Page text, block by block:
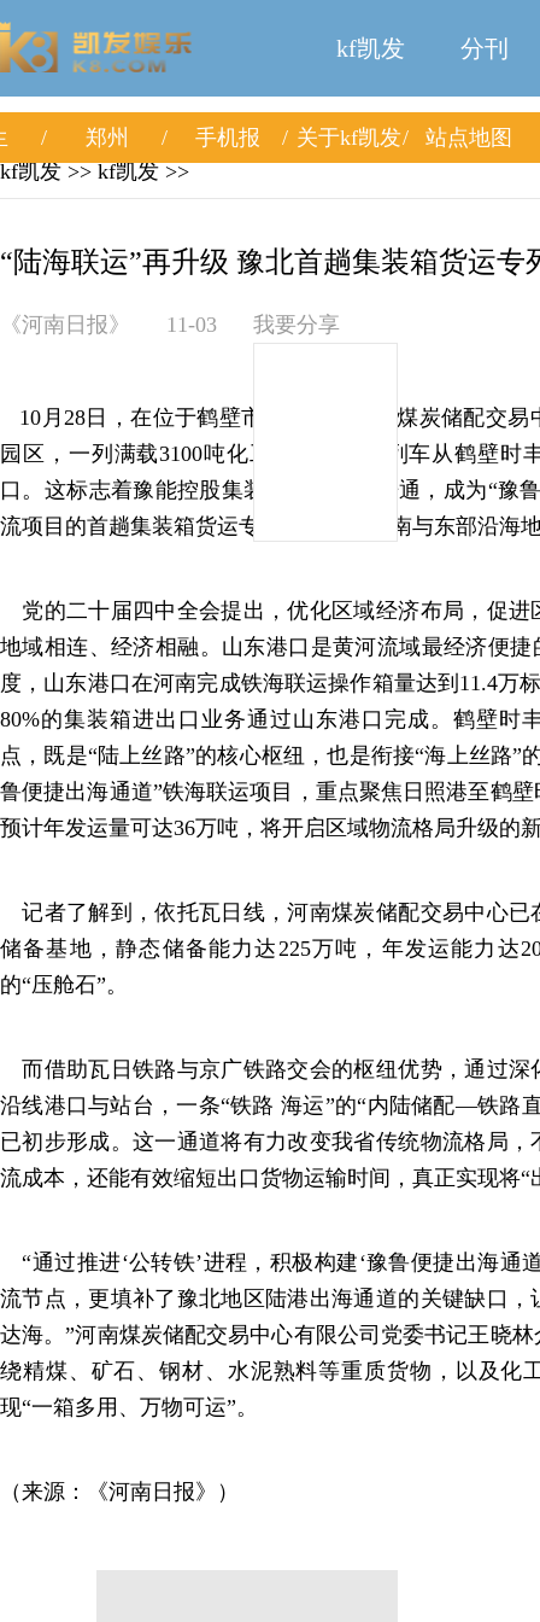
kf凯发 分刊
郑州 手机报 关于kf凯发
站点地图
kf凯发 >> kf凯发 >>
“陆海联运”再升级 豫北首趟集装箱货运专
《河南日报》 11-03 我要分享
10月28日，在位于鹤壁市鹤山区的河南煤炭储配交易
园区，一列满载3100吨化工煤的集装箱列车从鹤壁时
口。这标志着豫能控股集装箱业务正式开通，成为“豫
流项目的首趟集装箱货运专列，打通了河南与东部沿海
党的二十届四中全会提出，优化区域经济布局，促进
地域相连、经济相融。山东港口是黄河流域最经济便捷
度，山东港口在河南完成铁海联运操作箱量达到11.4万
80%的集装箱进出口业务通过山东港口完成。鹤壁时
点，既是“陆上丝路”的核心枢纽，也是衔接“海上丝路”
鲁便捷出海通道”铁海联运项目，重点聚焦日照港至鹤
预计年发运量可达36万吨，将开启区域物流格局升级的
记者了解到，依托瓦日线，河南煤炭储配交易中心已
储备基地，静态储备能力达225万吨，年发运能力达
的“压舱石”。
而借助瓦日铁路与京广铁路交会的枢纽优势，通过深
沿线港口与站台，一条“铁路 海运”的“内陆储配—铁路
已初步形成。这一通道将有力改变我省传统物流格局
流成本，还能有效缩短出口货物运输时间，真正实现将“
“通过推进‘公转铁’进程，积极构建‘豫鲁便捷出海通
流节点，更填补了豫北地区陆港出海通道的关键缺口
达海。”河南煤炭储配交易中心有限公司党委书记王晓
绕精煤、矿石、钢材、水泥熟料等重质货物，以及化
现“一箱多用、万物可运”。
（来源：《河南日报》）